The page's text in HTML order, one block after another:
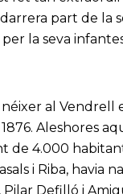
part de la
la seva
néixer al Vendrell
Aleshores
de 4.000
i Riba, havia
Pilar Defilló i